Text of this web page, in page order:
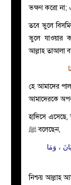
ভক্ষণ করো না;
তবে ভুলে
ভুলে যাওয়ার
আল্লাহ তাআলা
হে আমাদের
আমাদেরকে
হাদিসে এসেছে,
ﷺ বলেছেন,
নিশ্চয় আল্লাহ